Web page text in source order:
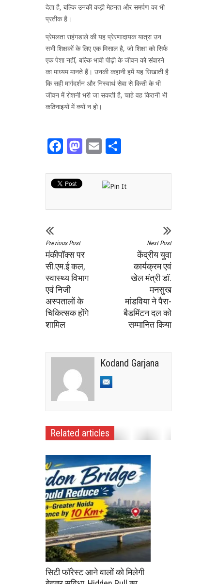
देता है, बल्कि उनकी कड़ी मेहनत और समर्पण का भी
प्रतीक है।
प्रेमलता राहंगडाले की यह प्रेरणादायक यात्रा उन
सभी शिक्षकों के लिए एक मिसाल है, जो शिक्षा को सिर्फ
एक पेशा नहीं, बल्कि भावी पीढ़ी के जीवन को संवारने
का माध्यम मानते हैं। उनकी कहानी हमें यह सिखाती है
कि सही मार्गदर्शन और निस्वार्थ सेवा से किसी के भी
जीवन में रोशनी भरी जा सकती है, चाहे वह कितनी भी
कठिनाइयों में क्यों न हो।
Facebook
Mastodon
Email
Previous Post
मंकीपॉक्स पर
सी.एम.ई कल,
स्वास्थ्य विभाग
एवं निजी
अस्पतालों के
चिकित्सक होंगे
शामिल
Next Post
केंद्रीय युवा
कार्यक्रम एवं
खेल मंत्री डॉ.
मनसुख
मांडविया ने पैरा-
बैडमिंटन दल को
सम्मानित किया
Kodand Garjana
Related articles
सिटी फॉरेस्ट आने वालों को मिलेगी